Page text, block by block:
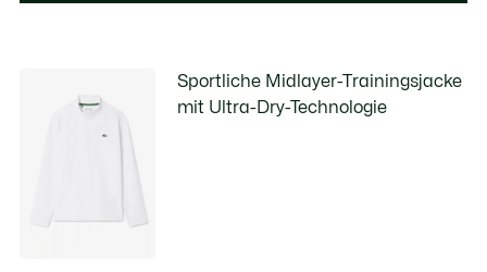
Sportliche Midlayer-Trainingsjacke
mit Ultra-Dry-Technologie